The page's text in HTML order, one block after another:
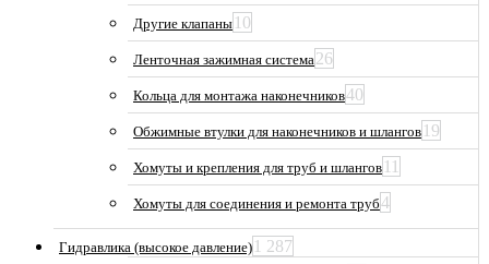
Другие клапаны 10
Ленточная зажимная система26
Кольца для монтажа наконечников40
Обжимные втулки для наконечников и шлангов 19
Хомуты и крепления для труб и шлангов 11
Хомуты для соединения и ремонта труб4
Гидравлика (высокое давление) 1 287